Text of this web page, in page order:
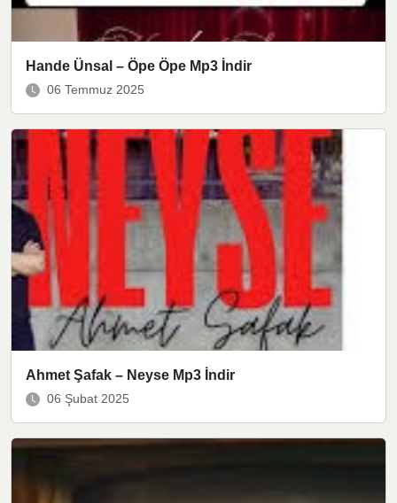
Hande Ünsal – Öpe Öpe Mp3 İndir
06 Temmuz 2025
Ahmet Şafak – Neyse Mp3 İndir
06 Şubat 2025